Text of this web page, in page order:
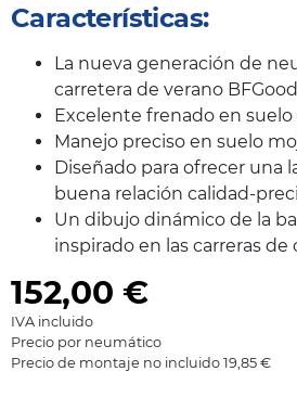
Características:
La nueva generación de
carretera de verano
Excelente frenado en
Manejo preciso en suelo
Diseñado para ofrecer una
buena relación calidad-
Un dibujo dinámico de la
inspirado en las carreras de
152,00 €
IVA incluido
Precio por neumático
Precio de montaje no incluido 19,85 €